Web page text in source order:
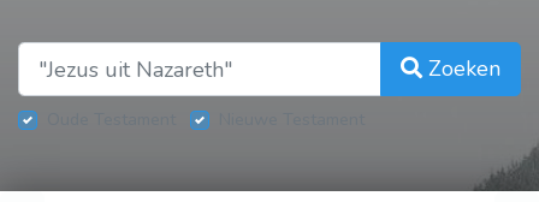
Zoeken